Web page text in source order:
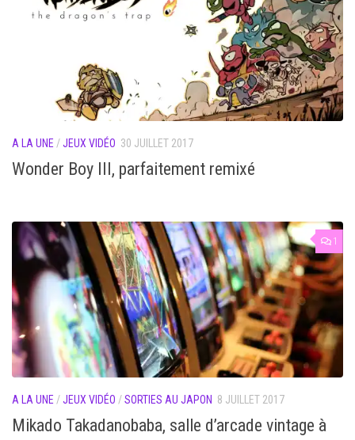
A LA UNE /JEUX VIDÉO 30 JUILLET 2017
Wonder Boy III, parfaitement remixé
1
A LA UNE /JEUX VIDÉO /SORTIES AU JAPON 8 JUILLET 2017
Mikado Takadanobaba, salle d’arcade vintage à